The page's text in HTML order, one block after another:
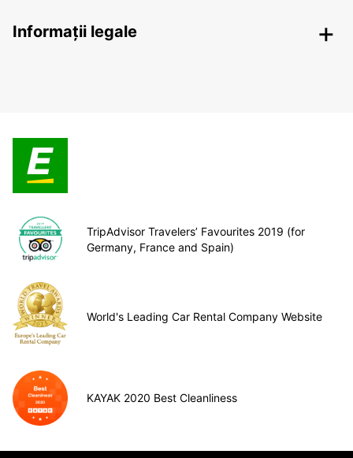
Informații legale
TripAdvisor Travelers’ Favourites 2019 (for
Germany, France and Spain)
World's Leading Car Rental Company Website
KAYAK 2020 Best Cleanliness